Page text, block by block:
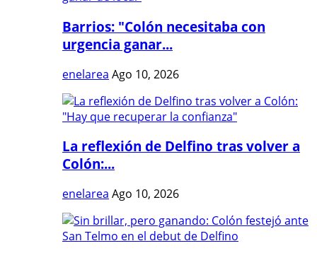
Barrios: "Colón necesitaba con
urgencia ganar...
enelarea Ago 10, 2026
La reflexión de Delfino tras volver a
Colón:...
enelarea Ago 10, 2026